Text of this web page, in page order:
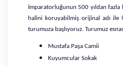
İmparatorluğunun 500 yıldan fazla
halini koruyabilmiş orijinal adı ile
turumuza başlıyoruz. Turumuz
Mustafa Paşa Camii
Kuyumcular Sokak